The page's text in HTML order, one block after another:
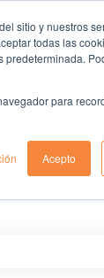
sitio y nuestros
todas las
predeterminada.
para
Acepto
Centro